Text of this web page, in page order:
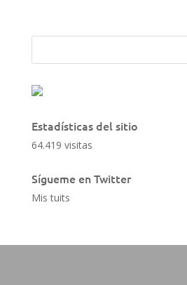
Estadísticas del sitio
64.419 visitas
Sígueme en Twitter
Mis tuits